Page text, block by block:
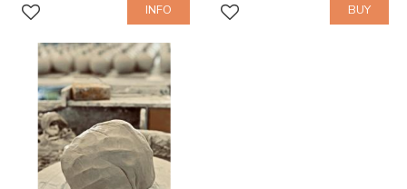
Add to favorites
INFO
Add to favorites
BUY